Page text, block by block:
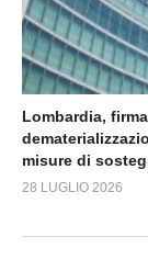
Lombardia,
misure di
28 LUGLIO 2026